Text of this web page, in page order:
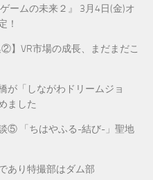
ームの未来２』 3月4日(金)オ
！
②】VR市場の成長、まだまだこ
が「しながわドリームジョ
ました
⑤ 「ちはやふる-結び-」聖地
あり特撮部はダム部